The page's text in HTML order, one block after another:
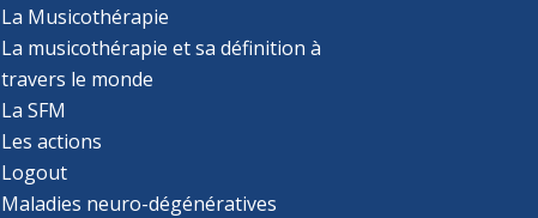
La Musicothérapie
La musicothérapie et sa définition à
travers le monde
La SFM
Les actions
Logout
Maladies neuro-dégénératives